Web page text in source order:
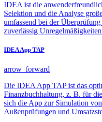
IDEA ist die
Selektion und die Analyse
umfassend bei der
zuverlässig
IDEA App TAP
arrow_forward
Die IDEA App TAP ist das
Finanzbuchhaltung, z. B. für
sich die App zur Simulation
Außenprüfungen und